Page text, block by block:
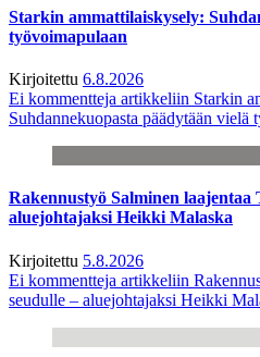
Starkin ammattilaiskysely:
työvoimapulaan
Kirjoitettu 6.8.2026
Ei kommentteja artikkeliin Starkin
Suhdannekuopasta päädytään vielä
Rakennustyö Salminen laajentaa
aluejohtajaksi Heikki Malaska
Kirjoitettu 5.8.2026
Ei kommentteja artikkeliin
seudulle – aluejohtajaksi Heikki